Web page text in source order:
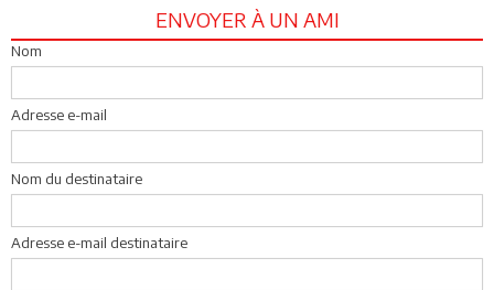
ENVOYER À UN AMI
Nom
Adresse e-mail
Nom du destinataire
Adresse e-mail destinataire